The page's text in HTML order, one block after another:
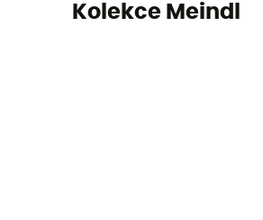
Kolekce Meindl